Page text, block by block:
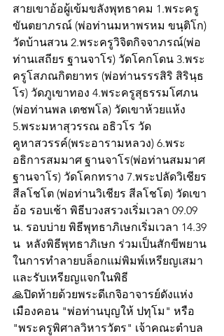
สายเขาอ้อผู้เข้มขลังพุทธาคม 1.พระครู
ขันตยาภรณ์ (พ่อท่านมหาพรหม ขนฺติโก)
วัดบ้านสวน 2.พระครูวิจิตกิจจาภรณ์(พ่อ
ท่านเสถียร ฐานจาโร) วัดโคกโดน 3.พระ
ครูโสภณกิตยาทร (พ่อท่านรรรสิริ สิรินฺธ
โร) วัดภูเขาทอง 4.พระครูสุธรรมโศภน
(พ่อท่านพล เตชพโล) วัดเขาห้วยแห้ง
5.พระมหาสุวรรณ อธิวโร วัด
คูหาสวรรค์(พระอารามหลวง) 6.พระ
อธิการสมมาศ ฐานจาโร(พ่อท่านสมมาศ
ฐานจาโร) วัดโคกทราง 7.พระปลัดวิเชียร
สีลโชโต (พ่อท่านวิเชียร สีลโชโต) วัดเขา
อ้อ รอบเช้า พิธีบวงสรวงเริ่มเวลา 09.09
น. รอบบ่าย พิธีพุทธาภิเษกเริ่มเวลา 14.39
น  หลังพิธีพุทธาภิเษก ร่วมเป็นสักขีพยาน
ในการทำลายบล็อกแม่พิมพ์เหรียญเสมา
และรับเหรียญแจกในพิธี
🙏ปิดท้ายด้วยพระดีเกจิอาจารย์ดังแห่ง
เมืองคอน "พ่อท่านบุญให้ ปทุโม" หรือ
"พระครูพิศาลวิหารวัตร" เจ้าคณะตำบล